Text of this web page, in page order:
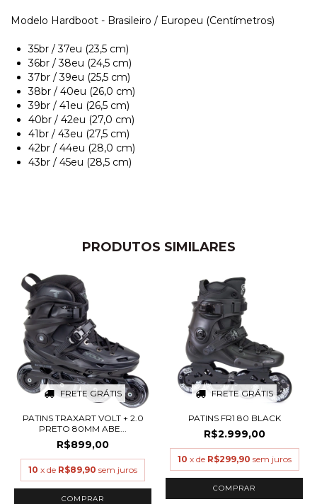
Modelo Hardboot - Brasileiro / Europeu (Centímetros)​
35br / 37eu (23,5 cm)
36br / 38eu (24,5 cm)
37br / 39eu (25,5 cm)
38br / 40eu (26,0 cm)
39br / 41eu (26,5 cm)
40br / 42eu (27,0 cm)
41br / 43eu (27,5 cm)
42br / 44eu (28,0 cm)
43br / 45eu (28,5 cm)
PRODUTOS SIMILARES
FRETE GRÁTIS
PATINS TRAXART VOLT + 2.0
PRETO 80MM ABE...
R$899,00
10 x de R$89,90 sem juros
COMPRAR
FRETE GRÁTIS
PATINS FR1 80 BLACK
R$2.999,00
10 x de R$299,90 sem juros
COMPRAR